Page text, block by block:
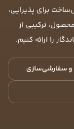
برای پذیرایی،
ترکیبی از
را ارائه کنیم.
و سفارشی‌سازی